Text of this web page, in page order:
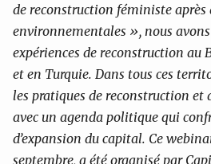
de reconstruction féministe après
environnementales », nous
expériences de reconstruction au
et en Turquie. Dans tous ces
les pratiques de reconstruction et
avec un agenda politique qui
d’expansion du capital. Ce
septembre, a été organisé par